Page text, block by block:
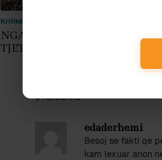
Kritikë
NGA NJË SHESH NË
TJETRIN
5 KOMENTE
edaderhemi
Besoj se fakti qe
kam lexuar anon